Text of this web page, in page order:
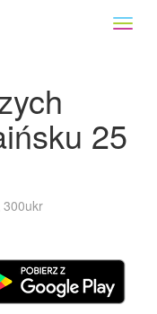
25
300ukr